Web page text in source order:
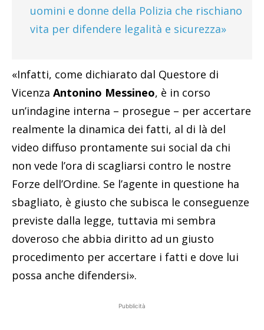
uomini e donne della Polizia che rischiano
vita per difendere legalità e sicurezza»
«Infatti, come dichiarato dal Questore di
Vicenza Antonino Messineo, è in corso
un’indagine interna – prosegue – per accertare
realmente la dinamica dei fatti, al di là del
video diffuso prontamente sui social da chi
non vede l’ora di scagliarsi contro le nostre
Forze dell’Ordine. Se l’agente in questione ha
sbagliato, è giusto che subisca le conseguenze
previste dalla legge, tuttavia mi sembra
doveroso che abbia diritto ad un giusto
procedimento per accertare i fatti e dove lui
possa anche difendersi».
Pubblicità